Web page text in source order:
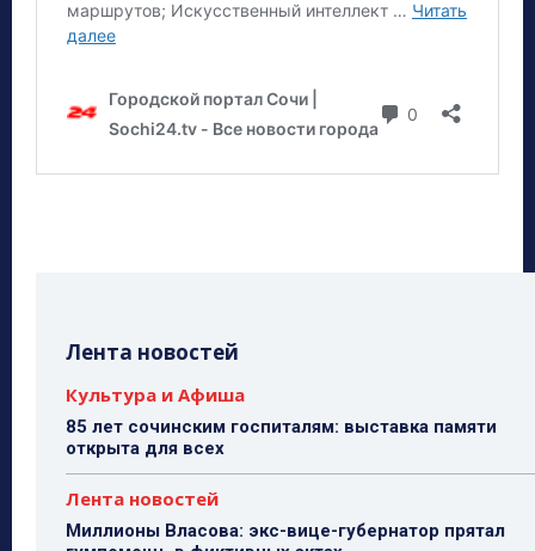
Лента новостей
Культура и Афиша
85 лет сочинским госпиталям: выставка памяти
открыта для всех
Лента новостей
Миллионы Власова: экс-вице-губернатор прятал